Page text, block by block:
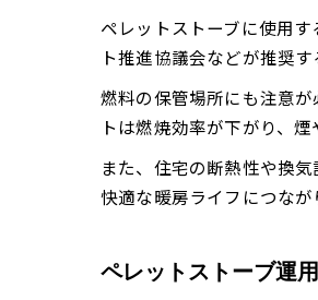
ペレットストーブに使用
ト推進協議会などが推奨
燃料の保管場所にも注意
トは燃焼効率が下がり、
また、住宅の断熱性や換
快適な暖房ライフにつなが
ペレットストーブ運